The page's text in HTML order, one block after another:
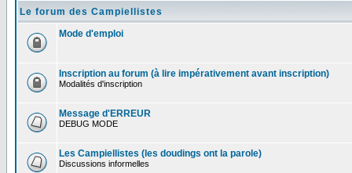
Le forum des Campiellistes
Mode d'emploi
Inscription au forum (à lire impérativement avant inscription)
Modalités d'inscription
Message d'ERREUR
DEBUG MODE
Les Campiellistes (les doudings ont la parole)
Discussions informelles